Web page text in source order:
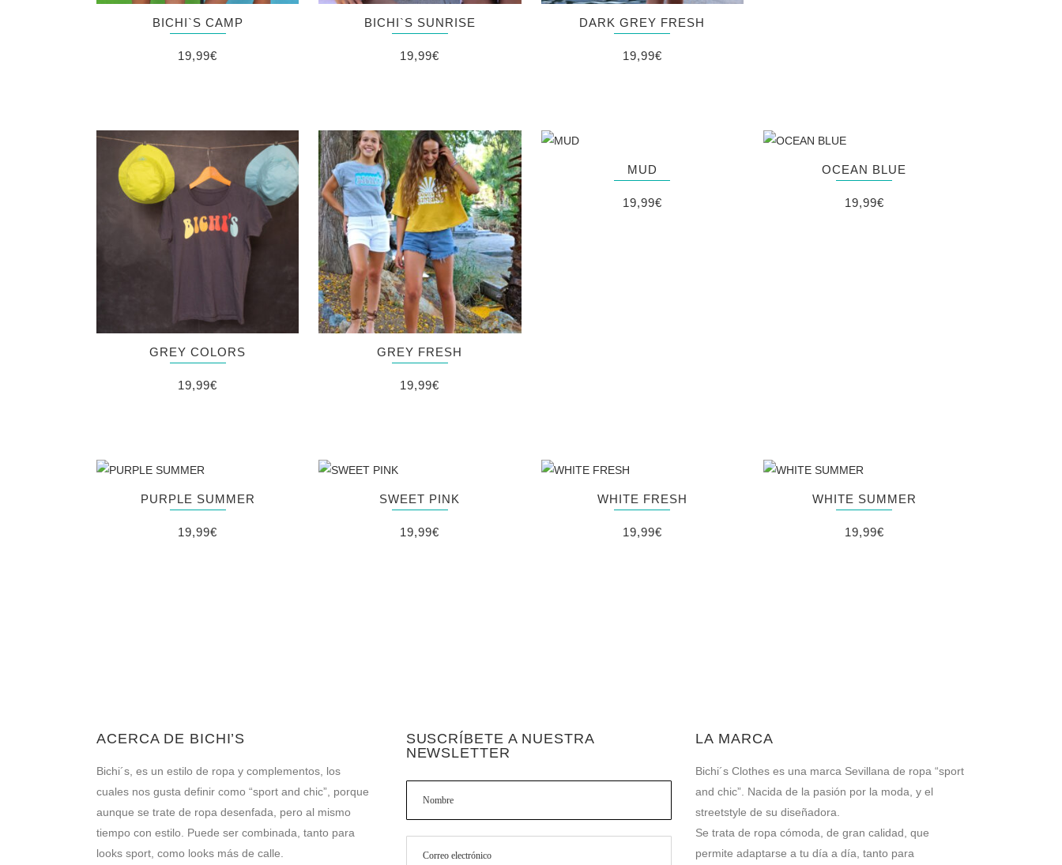
BICHI`S CAMP
19,99€
BICHI`S SUNRISE
19,99€
DARK GREY FRESH
19,99€
GREY COLORS
19,99€
GREY FRESH
19,99€
MUD
19,99€
OCEAN BLUE
19,99€
PURPLE SUMMER
19,99€
SWEET PINK
19,99€
WHITE FRESH
19,99€
WHITE SUMMER
19,99€
ACERCA DE BICHI’S
Bichi´s, es un estilo de ropa y complementos, los
cuales nos gusta definir como “sport and chic”, porque
aunque se trate de ropa desenfada, pero al mismo
tiempo con estilo. Puede ser combinada, tanto para
looks sport, como looks más de calle.
SUSCRÍBETE A NUESTRA
NEWSLETTER
LA MARCA
Bichi´s Clothes es una marca Sevillana de ropa “sport
and chic”. Nacida de la pasión por la moda, y el
streetstyle de su diseñadora.
Se trata de ropa cómoda, de gran calidad, que
permite adaptarse a tu día a día, tanto para